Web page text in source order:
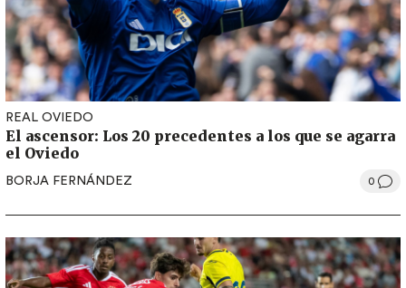
REAL OVIEDO
El ascensor: Los 20 precedentes a los que se agarra
el Oviedo
BORJA FERNÁNDEZ 0